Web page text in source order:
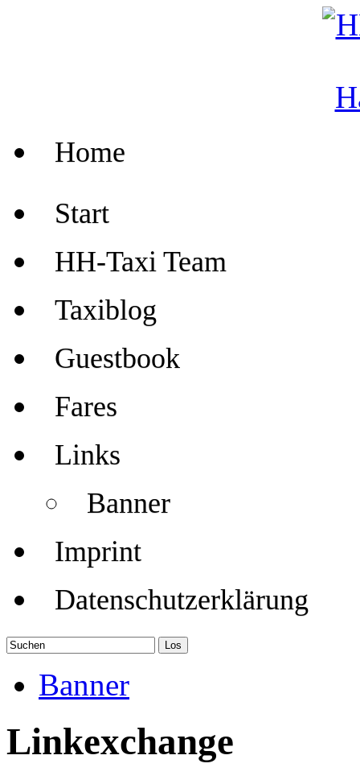
Home
Start
HH-Taxi Team
Taxiblog
Guestbook
Fares
Links
Banner
Imprint
Datenschutzerklärung
Banner
Linkexchange